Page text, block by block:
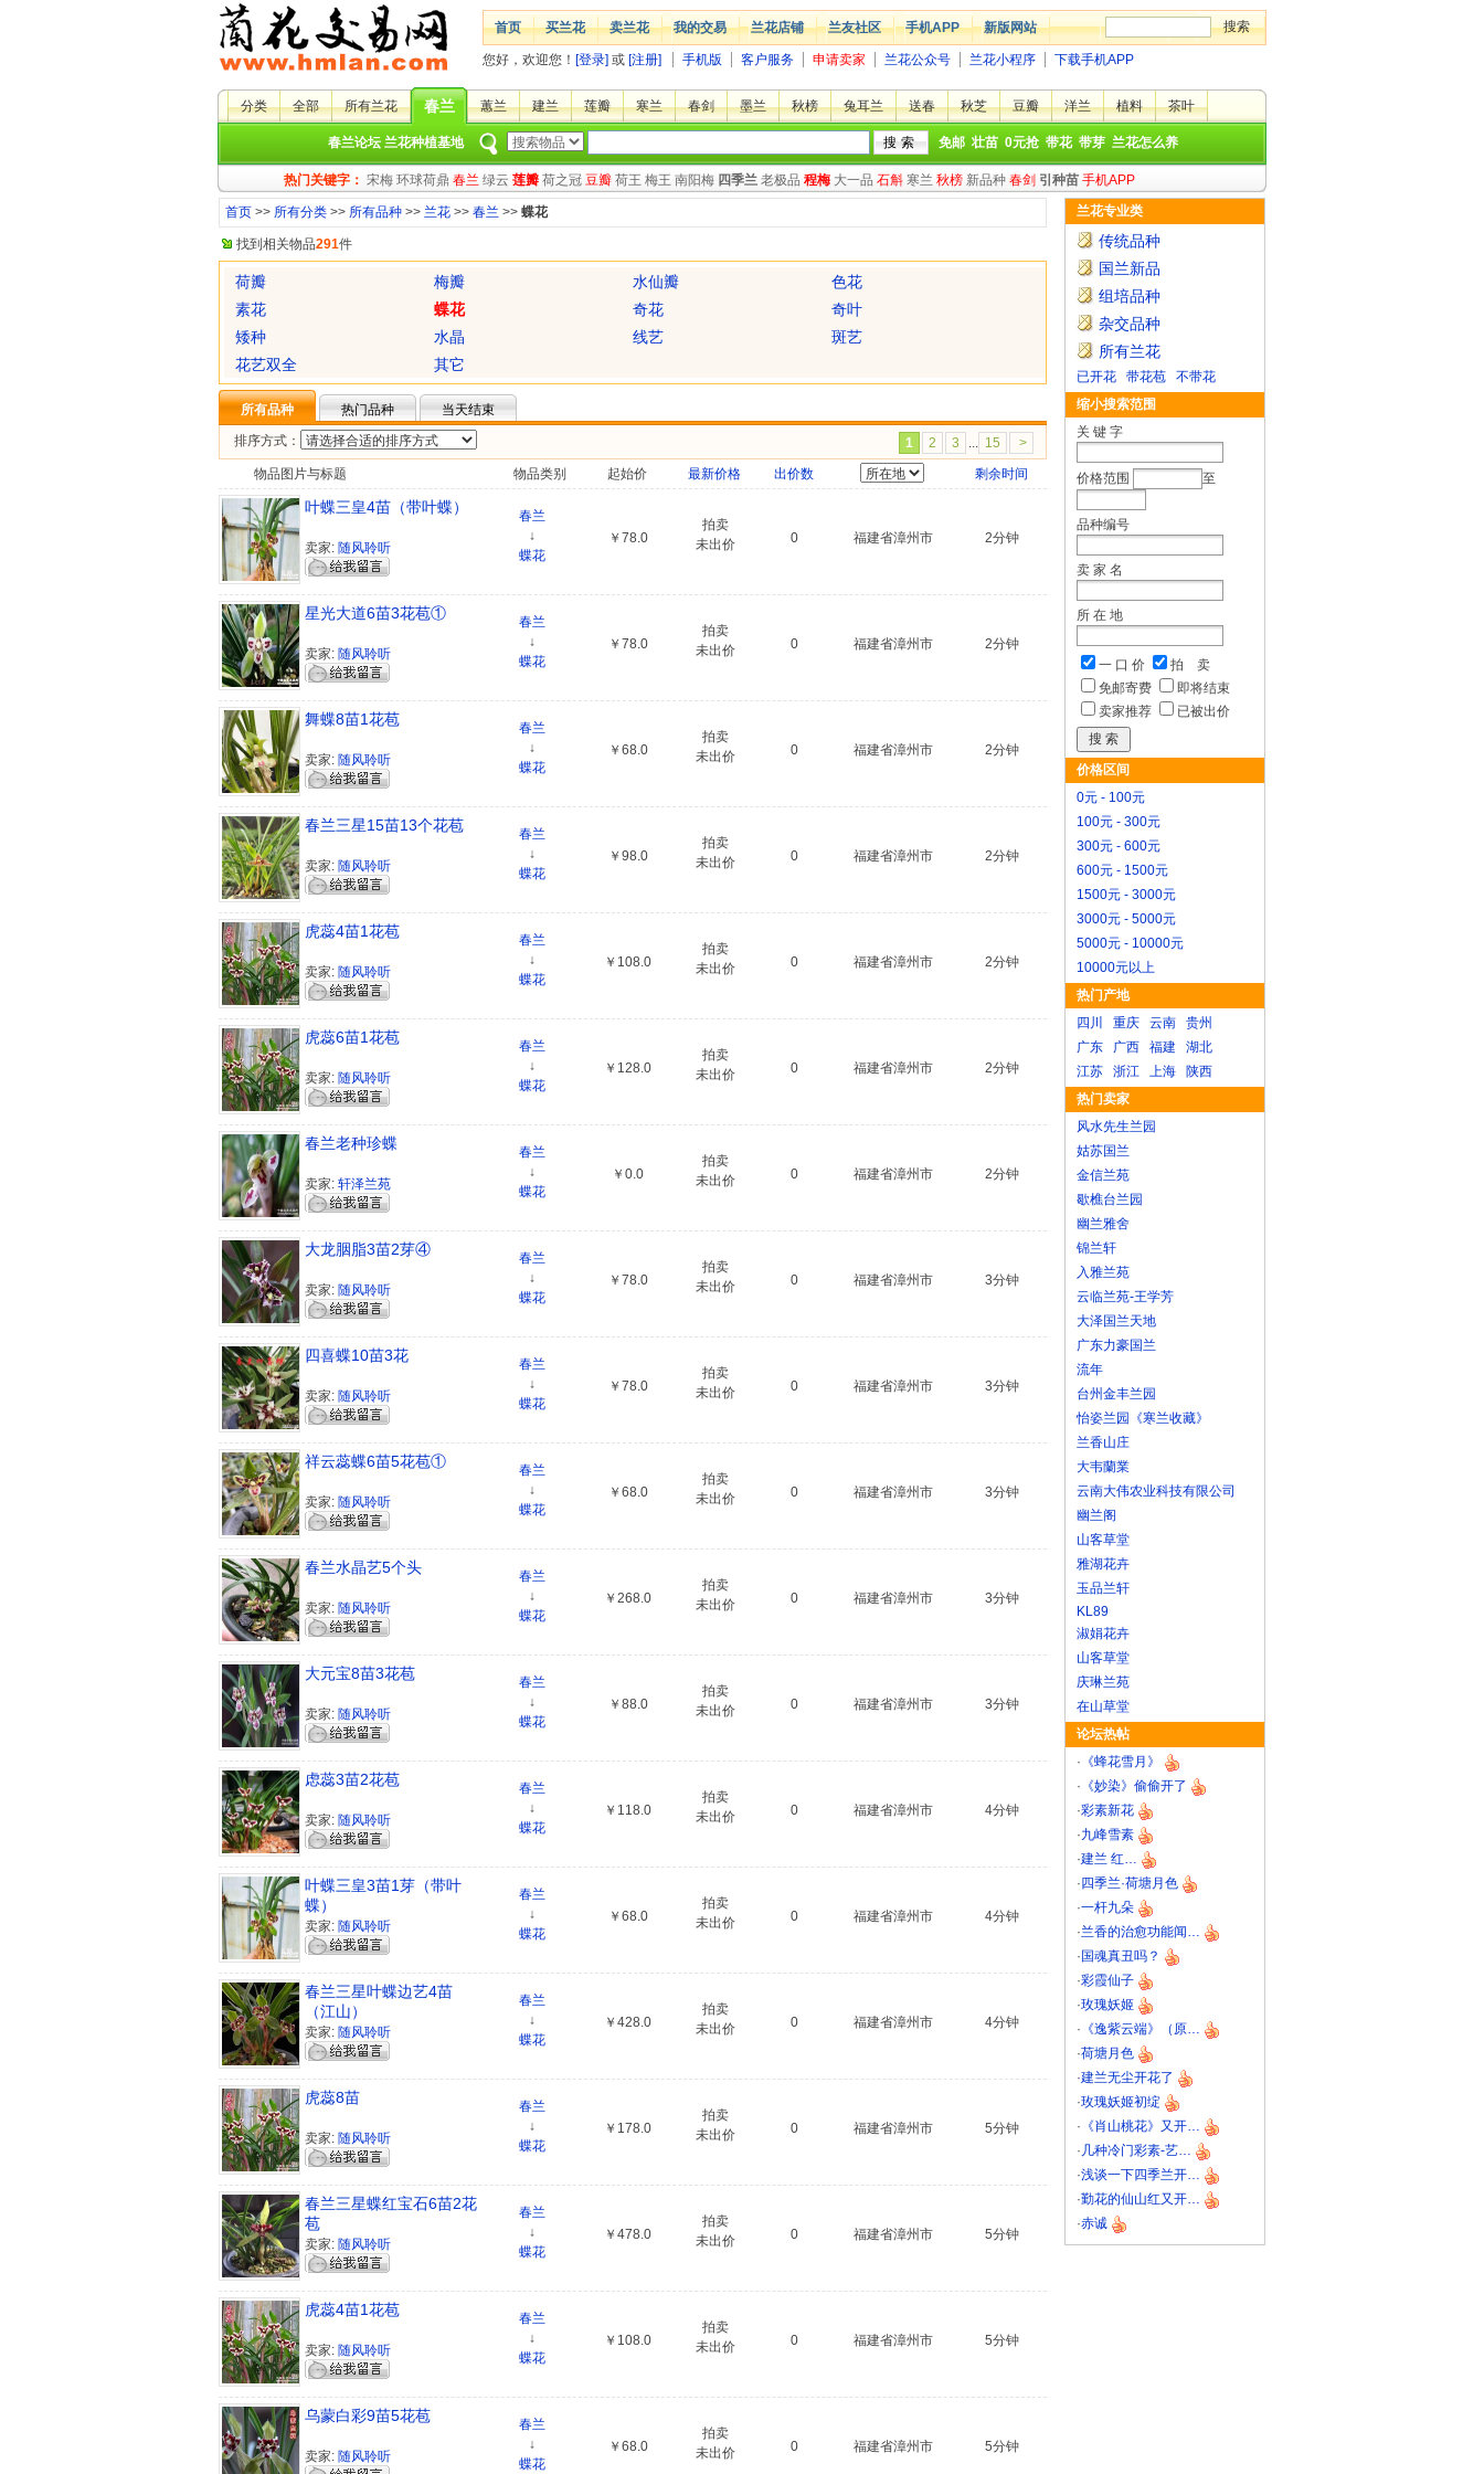
首页 买兰花 卖兰花 我的交易 兰花店铺 兰友社区 手机APP 新版网站
您好，欢迎您！ [登录] 或 [注册] 手机版 客户服务 申请卖家 兰花公众号 兰花小程序 下载手机APP
分类 全部 所有兰花 春兰 蕙兰 建兰 莲瓣 寒兰 春剑 墨兰 秋榜 兔耳兰 送春 秋芝 豆瓣 洋兰 植料 茶叶
春兰论坛 兰花种植基地 免邮 壮苗 0元抢 带花 带芽 兰花怎么养
热门关键字： 宋梅 环球荷鼎 春兰 绿云 莲瓣 荷之冠 豆瓣 荷王 梅王 南阳梅 四季兰 老极品 程梅 大一品 石斛 寒兰 秋榜 新品种 春剑 引种苗 手机APP
兰花专业类
传统品种
国兰新品
组培品种
杂交品种
所有兰花
已开花 带花苞
不带花
缩小搜索范围
关 键 字
价格范围 至
品种编号
卖 家 名
所 在 地
一 口 价
拍 卖
免邮寄费
即将结束
卖家推荐
已被出价
价格区间
0元 - 100元
100元 - 300元
300元 - 600元
600元 - 1500元
1500元 - 3000元
3000元 - 5000元
5000元 - 10000元
10000元以上
热门产地
四川
重庆 云南
贵州
广东
广西 福建
湖北
江苏
浙江 上海
陕西
热门卖家
风水先生兰园
姑苏国兰
金信兰苑
歇樵台兰园
幽兰雅舍
锦兰轩
入雅兰苑
云临兰苑-王学芳
大泽国兰天地
广东力豪国兰
流年
台州金丰兰园
怡姿兰园《寒兰收藏》
兰香山庄
大韦蘭業
云南大伟农业科技有限公司
幽兰阁
山客草堂
雅湖花卉
玉品兰轩
KL89
淑娟花卉
山客草堂
庆琳兰苑
在山草堂
论坛热帖
· 《蜂花雪月》
· 《妙染》偷偷开了
·彩素新花
·九峰雪素
·建兰 红…
· 四季兰·荷塘月色
·一杆九朵
·兰香的治愈功能闻…
· 国魂真丑吗？
·彩霞仙子
·玫瑰妖姬
· 《逸紫云端》（原…
·荷塘月色
·建兰无尘开花了
·玫瑰妖姬初绽
· 《肖山桃花》又开…
· 几种冷门彩素-艺…
·浅谈一下四季兰开…
·勤花的仙山红又开…
·赤诚
首页 >> 所有分类 >> 所有品种 >> 兰花 >> 春兰 >> 蝶花
找到相关物品291件
荷瓣 梅瓣 水仙瓣
色花
素花
蝶花 奇花
奇叶
矮种
水晶 线艺
斑艺
花艺双全
其它
所有品种 热门品种
当天结束
排序方式：
1 2 3 ... 15
>
物品图片与标题
物品类别 起始价 最新价格 出价数 剩余时间
叶蝶三皇4苗（带叶蝶）
卖家: 随风聆听
春兰
↓
蝶花
￥78.0
拍卖
未出价
0 福建省漳州市 2分钟
星光大道6苗3花苞①
卖家: 随风聆听
春兰
↓
蝶花
￥78.0
拍卖
未出价
0 福建省漳州市 2分钟
舞蝶8苗1花苞
卖家: 随风聆听
春兰
↓
蝶花
￥68.0
拍卖
未出价
0 福建省漳州市 2分钟
春兰三星15苗13个花苞
卖家: 随风聆听
春兰
↓
蝶花
￥98.0
拍卖
未出价
0 福建省漳州市 2分钟
虎蕊4苗1花苞
卖家: 随风聆听
春兰
↓
蝶花
￥108.0
拍卖
未出价
0 福建省漳州市 2分钟
虎蕊6苗1花苞
卖家: 随风聆听
春兰
↓
蝶花
￥128.0
拍卖
未出价
0 福建省漳州市 2分钟
春兰老种珍蝶
卖家: 轩泽兰苑
春兰
↓
蝶花
￥0.0
拍卖
未出价
0 福建省漳州市 2分钟
大龙胭脂3苗2芽④
卖家: 随风聆听
春兰
↓
蝶花
￥78.0
拍卖
未出价
0 福建省漳州市 3分钟
四喜蝶10苗3花
卖家: 随风聆听
春兰
↓
蝶花
￥78.0
拍卖
未出价
0 福建省漳州市 3分钟
祥云蕊蝶6苗5花苞①
卖家: 随风聆听
春兰
↓
蝶花
￥68.0
拍卖
未出价
0 福建省漳州市 3分钟
春兰水晶艺5个头
卖家: 随风聆听
春兰
↓
蝶花
￥268.0
拍卖
未出价
0 福建省漳州市 3分钟
大元宝8苗3花苞
卖家: 随风聆听
春兰
↓
蝶花
￥88.0
拍卖
未出价
0 福建省漳州市 3分钟
虑蕊3苗2花苞
卖家: 随风聆听
春兰
↓
蝶花
￥118.0
拍卖
未出价
0 福建省漳州市 4分钟
叶蝶三皇3苗1芽（带叶
蝶）
卖家: 随风聆听
春兰
↓
蝶花
￥68.0
拍卖
未出价
0 福建省漳州市 4分钟
春兰三星叶蝶边艺4苗
（江山）
卖家: 随风聆听
春兰
↓
蝶花
￥428.0
拍卖
未出价
0 福建省漳州市 4分钟
虎蕊8苗
卖家: 随风聆听
春兰
↓
蝶花
￥178.0
拍卖
未出价
0 福建省漳州市 5分钟
春兰三星蝶红宝石6苗2花
苞
卖家: 随风聆听
春兰
↓
蝶花
￥478.0
拍卖
未出价
0 福建省漳州市 5分钟
虎蕊4苗1花苞
卖家: 随风聆听
春兰
↓
蝶花
￥108.0
拍卖
未出价
0 福建省漳州市 5分钟
乌蒙白彩9苗5花苞
卖家: 随风聆听
春兰
↓
蝶花
￥68.0
拍卖
未出价
0 福建省漳州市 5分钟